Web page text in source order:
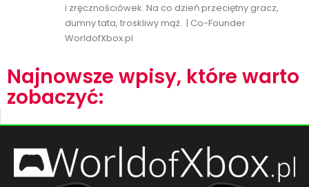
i zręcznościówek. Na co dzień przeciętny gracz,
dumny tata, troskliwy mąż. | Co-Founder
WorldofXbox.pl
Najnowsze wpisy, które warto
zobaczyć: